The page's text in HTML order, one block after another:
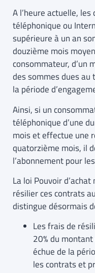
A l’heure actuelle,
téléphonique ou
supérieure à un an
douzième mois
consommateur, d’un
des sommes dues
la période
Ainsi, si un
téléphonique d’une
mois et effectue une
quatorzième mois, il
l’abonnement pour
La loi Pouvoir
résilier ces contrats
distingue désormais
Les frais de
20% du
échue de la
les contrats et